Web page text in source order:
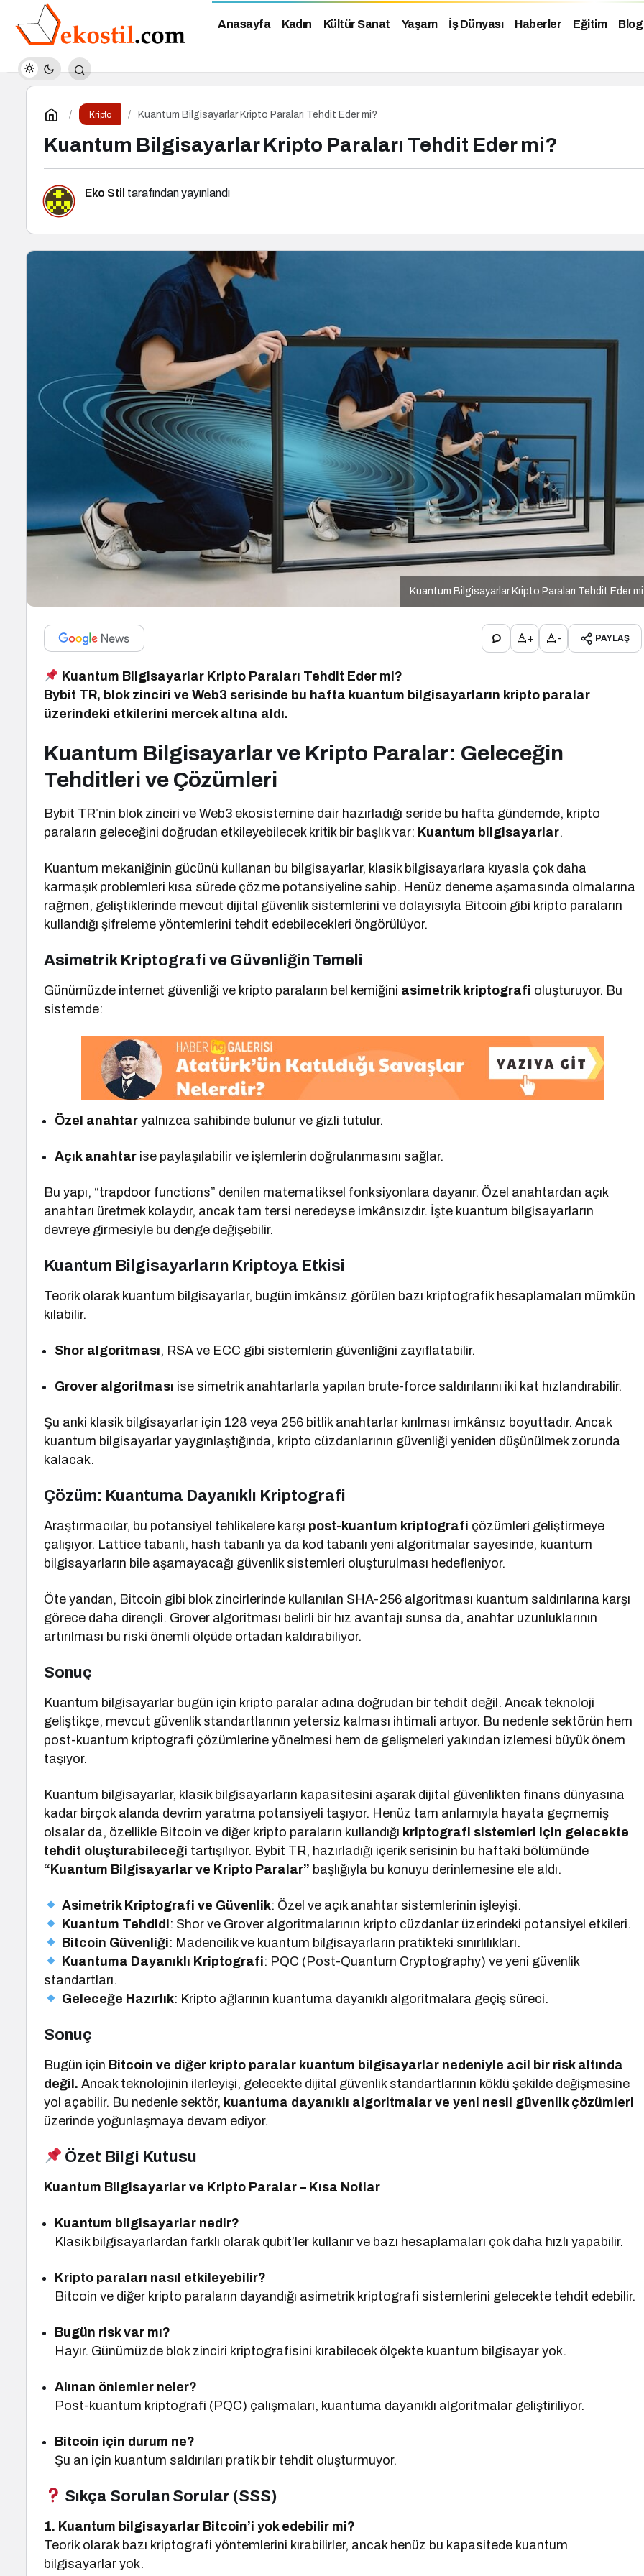
Anasayfa Kadın Kültür Sanat Yaşam İş Dünyası Haberler Eğitim Blog
Kripto Kuantum Bilgisayarlar Kripto Paraları Tehdit Eder mi?
Kuantum Bilgisayarlar Kripto Paraları Tehdit Eder mi?
Eko Stil tarafından yayınlandı
Kuantum Bilgisayarlar Kripto Paraları Tehdit Eder
+ - PAYLAŞ
Kuantum Bilgisayarlar Kripto Paraları Tehdit Eder mi?
Bybit TR, blok zinciri ve Web3 serisinde bu hafta kuantum bilgisayarların kripto paralar
üzerindeki etkilerini mercek altına aldı.
Kuantum Bilgisayarlar ve Kripto Paralar: Geleceğin
Tehditleri ve Çözümleri
Bybit TR’nin blok zinciri ve Web3 ekosistemine dair hazırladığı seride bu hafta gündemde, kripto
paraların geleceğini doğrudan etkileyebilecek kritik bir başlık var: Kuantum bilgisayarlar.
Kuantum mekaniğinin gücünü kullanan bu bilgisayarlar, klasik bilgisayarlara kıyasla çok daha
karmaşık problemleri kısa sürede çözme potansiyeline sahip. Henüz deneme aşamasında olmalarına
rağmen, geliştiklerinde mevcut dijital güvenlik sistemlerini ve dolayısıyla Bitcoin gibi kripto paraların
kullandığı şifreleme yöntemlerini tehdit edebilecekleri öngörülüyor.
Asimetrik Kriptografi ve Güvenliğin Temeli
Günümüzde internet güvenliği ve kripto paraların bel kemiğini asimetrik kriptografi oluşturuyor. Bu
sistemde:
Özel anahtar yalnızca sahibinde bulunur ve gizli tutulur.
Açık anahtar ise paylaşılabilir ve işlemlerin doğrulanmasını sağlar.
Bu yapı, “trapdoor functions” denilen matematiksel fonksiyonlara dayanır. Özel anahtardan açık
anahtarı üretmek kolaydır, ancak tam tersi neredeyse imkânsızdır. İşte kuantum bilgisayarların
devreye girmesiyle bu denge değişebilir.
Kuantum Bilgisayarların Kriptoya Etkisi
Teorik olarak kuantum bilgisayarlar, bugün imkânsız görülen bazı kriptografik hesaplamaları mümkün
kılabilir.
Shor algoritması, RSA ve ECC gibi sistemlerin güvenliğini zayıflatabilir.
Grover algoritması ise simetrik anahtarlarla yapılan brute-force saldırılarını iki kat hızlandırabilir.
Şu anki klasik bilgisayarlar için 128 veya 256 bitlik anahtarlar kırılması imkânsız boyuttadır. Ancak
kuantum bilgisayarlar yaygınlaştığında, kripto cüzdanlarının güvenliği yeniden düşünülmek zorunda
kalacak.
Çözüm: Kuantuma Dayanıklı Kriptografi
Araştırmacılar, bu potansiyel tehlikelere karşı post-kuantum kriptografi çözümleri geliştirmeye
çalışıyor. Lattice tabanlı, hash tabanlı ya da kod tabanlı yeni algoritmalar sayesinde, kuantum
bilgisayarların bile aşamayacağı güvenlik sistemleri oluşturulması hedefleniyor.
Öte yandan, Bitcoin gibi blok zincirlerinde kullanılan SHA-256 algoritması kuantum saldırılarına karşı
görece daha dirençli. Grover algoritması belirli bir hız avantajı sunsa da, anahtar uzunluklarının
artırılması bu riski önemli ölçüde ortadan kaldırabiliyor.
Sonuç
Kuantum bilgisayarlar bugün için kripto paralar adına doğrudan bir tehdit değil. Ancak teknoloji
geliştikçe, mevcut güvenlik standartlarının yetersiz kalması ihtimali artıyor. Bu nedenle sektörün hem
post-kuantum kriptografi çözümlerine yönelmesi hem de gelişmeleri yakından izlemesi büyük önem
taşıyor.
Kuantum bilgisayarlar, klasik bilgisayarların kapasitesini aşarak dijital güvenlikten finans dünyasına
kadar birçok alanda devrim yaratma potansiyeli taşıyor. Henüz tam anlamıyla hayata geçmemiş
olsalar da, özellikle Bitcoin ve diğer kripto paraların kullandığı kriptografi sistemleri için gelecekte
tehdit oluşturabileceği tartışılıyor. Bybit TR, hazırladığı içerik serisinin bu haftaki bölümünde
“Kuantum Bilgisayarlar ve Kripto Paralar” başlığıyla bu konuyu derinlemesine ele aldı.
Asimetrik Kriptografi ve Güvenlik: Özel ve açık anahtar sistemlerinin işleyişi.
Kuantum Tehdidi: Shor ve Grover algoritmalarının kripto cüzdanlar üzerindeki potansiyel etkileri.
Bitcoin Güvenliği: Madencilik ve kuantum bilgisayarların pratikteki sınırlılıkları.
Kuantuma Dayanıklı Kriptografi: PQC (Post-Quantum Cryptography) ve yeni güvenlik
standartları.
Geleceğe Hazırlık: Kripto ağlarının kuantuma dayanıklı algoritmalara geçiş süreci.
Sonuç
Bugün için Bitcoin ve diğer kripto paralar kuantum bilgisayarlar nedeniyle acil bir risk altında
değil. Ancak teknolojinin ilerleyişi, gelecekte dijital güvenlik standartlarının köklü şekilde değişmesine
yol açabilir. Bu nedenle sektör, kuantuma dayanıklı algoritmalar ve yeni nesil güvenlik çözümleri
üzerinde yoğunlaşmaya devam ediyor.
Özet Bilgi Kutusu
Kuantum Bilgisayarlar ve Kripto Paralar – Kısa Notlar
Kuantum bilgisayarlar nedir?
Klasik bilgisayarlardan farklı olarak qubit’ler kullanır ve bazı hesaplamaları çok daha hızlı yapabilir.
Kripto paraları nasıl etkileyebilir?
Bitcoin ve diğer kripto paraların dayandığı asimetrik kriptografi sistemlerini gelecekte tehdit edebilir.
Bugün risk var mı?
Hayır. Günümüzde blok zinciri kriptografisini kırabilecek ölçekte kuantum bilgisayar yok.
Alınan önlemler neler?
Post-kuantum kriptografi (PQC) çalışmaları, kuantuma dayanıklı algoritmalar geliştiriliyor.
Bitcoin için durum ne?
Şu an için kuantum saldırıları pratik bir tehdit oluşturmuyor.
Sıkça Sorulan Sorular (SSS)
1. Kuantum bilgisayarlar Bitcoin’i yok edebilir mi?
Teorik olarak bazı kriptografi yöntemlerini kırabilirler, ancak henüz bu kapasitede kuantum
bilgisayarlar yok.